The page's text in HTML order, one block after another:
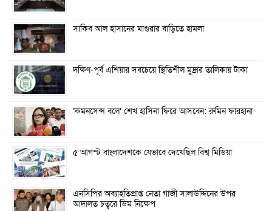
সাকিব আল হাসানের মাগুরার বাড়িতে হামলা
দক্ষিণ-পূর্ব এশিয়ার সবচেয়ে স্থিতিশীল মুদ্রার তালিকায় টাকা
‘কমনসেন্স বলে’ শেখ হাসিনা ফিরে আসবেন: রুমিন ফারহানা
৫ আগস্ট বাংলাদেশকে যেভাবে দেখেছিল বিশ্ব মিডিয়া
এনসিপির অব্যাহতিপ্রাপ্ত নেতা গাজী সালাউদ্দিনের উপর
আদালত চত্বরে ডিম নিক্ষেপ